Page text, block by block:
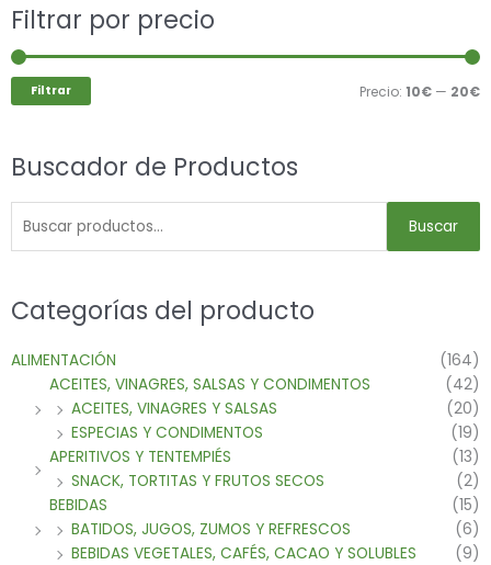
Filtrar por precio
Filtrar Precio: 10€ — 20€
Buscador de Productos
Buscar
Buscar
Categorías del producto
ALIMENTACIÓN
(164)
ACEITES, VINAGRES, SALSAS Y CONDIMENTOS
(42)
ACEITES, VINAGRES Y SALSAS
(20)
ESPECIAS Y CONDIMENTOS
(19)
APERITIVOS Y TENTEMPIÉS
(13)
SNACK, TORTITAS Y FRUTOS SECOS
(2)
BEBIDAS
(15)
BATIDOS, JUGOS, ZUMOS Y REFRESCOS
(6)
BEBIDAS VEGETALES, CAFÉS, CACAO Y SOLUBLES
(9)